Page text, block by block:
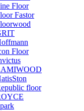
Floor
Fastor
Floor
floor